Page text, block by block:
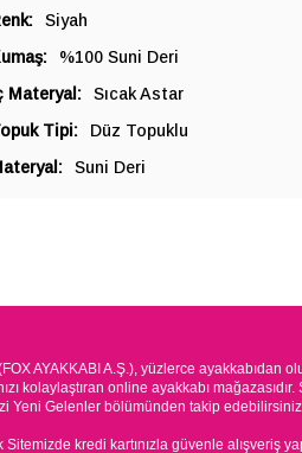
Siyah
%100 Suni Deri
Materyal
Sıcak Astar
Tipi
Düz Topuklu
Suni Deri
AYAKKABI A.Ş.), yüzlerce
kolaylaştıran online ayakkabı
Yeni Gelenler bölümünden takip
kredi kartınızla güvenle alışveriş